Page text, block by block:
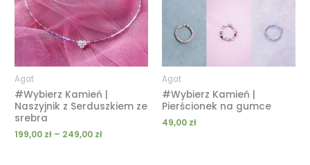
Agat
#Wybierz Kamień |
Naszyjnik z Serduszkiem ze
srebra
199,00 zł – 249,00 zł
Agat
#Wybierz Kamień |
Pierścionek na gumce
49,00 zł